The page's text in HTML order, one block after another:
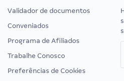
Validador de documentos
Conveniados
Programa de Afiliados
Trabalhe Conosco
Preferências de Cookies